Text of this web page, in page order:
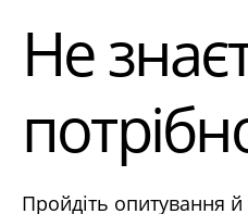
Не
Пройдіть опитування